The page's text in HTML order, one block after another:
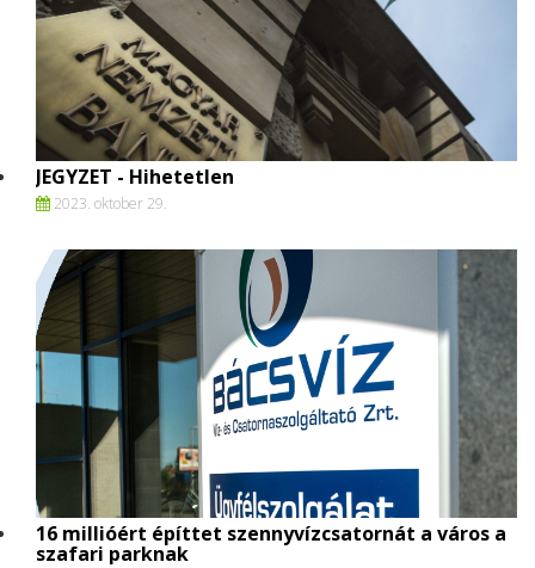
JEGYZET - Hihetetlen
2023. oktober 29.
16 millióért építtet szennyvízcsatornát a város a
szafari parknak